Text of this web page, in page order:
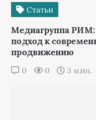
Статьи
Медиагруппа
подход к
продвижению
0 0 3 мин.